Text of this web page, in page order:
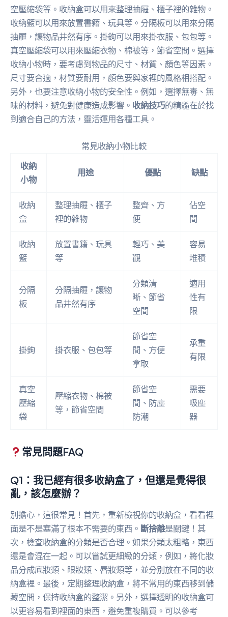
空壓縮袋等。收納盒可以用來整理抽屜、櫃子裡的雜物。
收納籃可以用來放置書籍、玩具等。分隔板可以用來分隔
抽屜，讓物品井然有序。掛鉤可以用來掛衣服、包包等。
真空壓縮袋可以用來壓縮衣物、棉被等，節省空間。選擇
收納小物時，要考慮到物品的尺寸、材質、顏色等因素。
尺寸要合適，材質要耐用，顏色要與家裡的風格相搭配。
另外，也要注意收納小物的安全性。例如，選擇無毒、無
味的材料，避免對健康造成影響。 收納技巧的精髓在於找
到適合自己的方法，靈活運用各種工具。
常見收納小物比較
收納
小物
用途 優點 缺點
收納
盒
整理抽屜、櫃子
裡的雜物
整齊、方
便
佔空
間
收納
籃
放置書籍、玩具
等
輕巧、美
觀
容易
堆積
分隔
板
分隔抽屜，讓物
品井然有序
分類清
晰、節省
空間
適用
性有
限
掛鉤 掛衣服、包包等
節省空
間、方便
拿取
承重
有限
真空
壓縮
袋
壓縮衣物、棉被
等，節省空間
節省空
間、防塵
防潮
需要
吸塵
器
常見問題FAQ
Q1：我已經有很多收納盒了，但還是覺得很
亂，該怎麼辦？
別擔心，這很常見！首先，重新檢視你的收納盒，看看裡
面是不是塞滿了根本不需要的東西。 斷捨離是關鍵！其
次，檢查收納盒的分類是否合理。如果分類太粗略，東西
還是會混在一起。可以嘗試更細緻的分類，例如，將化妝
品分成底妝類、眼妝類、唇妝類等，並分別放在不同的收
納盒裡。最後，定期整理收納盒，將不常用的東西移到儲
藏空間，保持收納盒的整潔。另外，選擇透明的收納盒可
以更容易看到裡面的東西，避免重複購買。可以參考